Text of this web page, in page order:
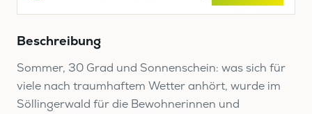
Beschreibung
Sommer, 30 Grad und Sonnenschein: was sich für
viele nach traumhaftem Wetter anhört, wurde im
Söllingerwald für die Bewohnerinnen und